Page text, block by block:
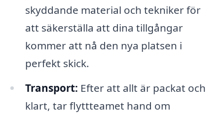
skyddande material och tekniker för
att säkerställa att dina tillgångar
kommer att nå den nya platsen i
perfekt skick.
Transport: Efter att allt är packat och
klart, tar flyttteamet hand om